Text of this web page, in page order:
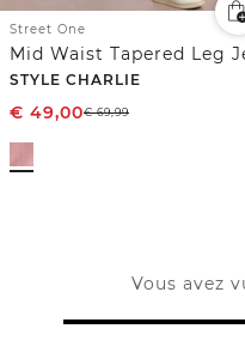
Street One
STYLE CHARLIE
€ 49,00€69,99
Vous avez